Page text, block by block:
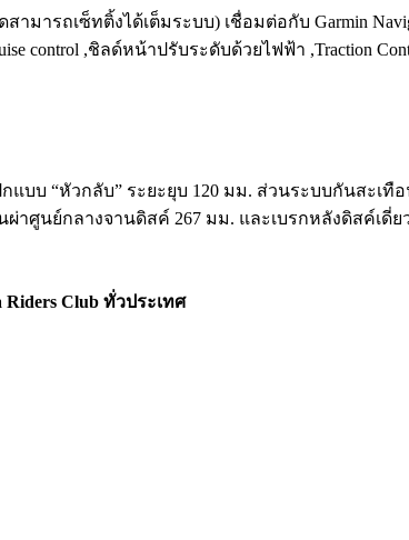
มารถเซ็ทติ้งได้เต็มระบบ) เชื่อมต่อกับ Garmin
control ,ชิลด์หน้าปรับระดับด้วยไฟฟ้า ,Traction
บบ “หัวกลับ” ระยะยุบ 120 มม. ส่วนระบบกันสะ
าศูนย์กลางจานดิสค์ 267 มม. และเบรกหลังดิสค์เดี่
Club ทั่วประเทศ